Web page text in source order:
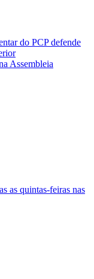
do PCP defende
Assembleia